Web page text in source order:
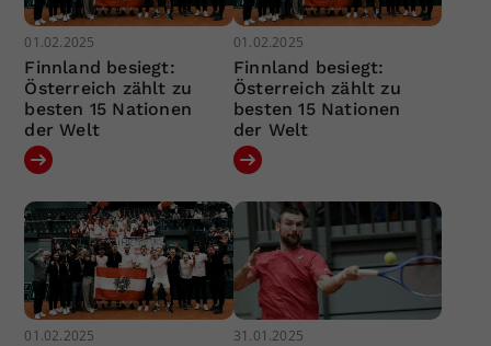
01.02.2025
Finnland besiegt:
Österreich zählt zu
besten 15 Nationen
der Welt
01.02.2025
Finnland besiegt:
Österreich zählt zu
besten 15 Nationen
der Welt
01.02.2025 31.01.2025